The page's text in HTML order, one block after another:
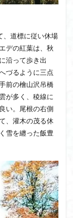
、道標に従い休場
デの紅葉は、秋
沿って歩き出
づるように三点
前の檜山沢吊橋
が多く、稜線に
い。尾根の右側
、灌木の茂る休
雪を纏った飯豊
ャクナゲ
ミレ
高原
ウ
タケノコ
そば福
り
シーク教
ソウ
イ
リ